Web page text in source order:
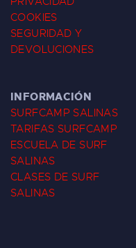
COOKIES
SEGURIDAD Y
DEVOLUCIONES
INFORMACIÓN
SURFCAMP SALINAS
TARIFAS SURFCAMP
ESCUELA DE SURF
SALINAS
CLASES DE SURF
SALINAS